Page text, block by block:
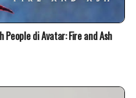
People di Avatar: Fire and Ash